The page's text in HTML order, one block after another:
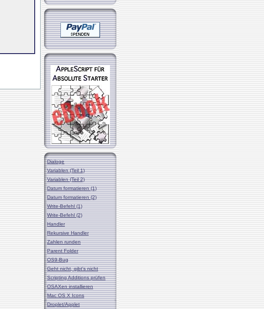
Dialoge
Variablen (Teil 1)
Variablen (Teil 2)
Datum formatieren (1)
Datum formatieren (2)
Write-Befehl (1)
Write-Befehl (2)
Handler
Rekursive Handler
Zahlen runden
Parent Folder
OS9-Bug
Geht nicht, gibt's nicht
Scripting Additions prüfen
OSAXen installieren
Mac OS X Icons
Droplet/Applet